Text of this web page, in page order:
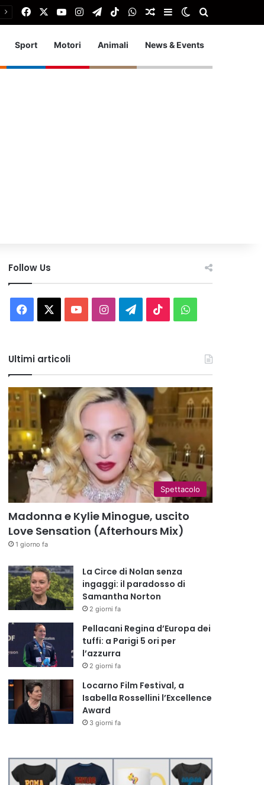
FacebookYou TubeInstagram
TelegramTikTokWhatsApp
Articolo Random
Barra laterale
Cambia aspetto
Sport Motori Animali News & Events
Follow Us
Facebook You InstagramTelegram
TikTokWhatsApp
Ultimi articoli
Spettacolo
Madonna e Kylie Minogue, uscito
Love Sensation (Afterhours Mix)
1 giorno fa
La Circe di Nolan senza
ingaggi: il paradosso di
Samantha Norton
2 giorni fa
Pellacani Regina d’Europa dei
tuffi: a Parigi 5 ori per
l’azzurra
2 giorni fa
Locarno Film Festival, a
Isabella Rossellini l’Excellence
Award
3 giorni fa